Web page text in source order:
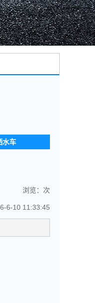
水车
浏览： 次
6-10 11:33:45